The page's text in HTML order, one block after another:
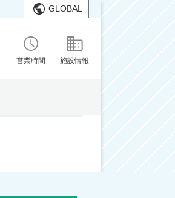
GLOBAL
営業時間 施設情報